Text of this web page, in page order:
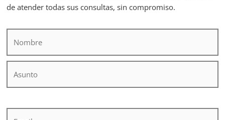
de atender todas sus consultas, sin compromiso.